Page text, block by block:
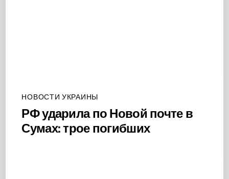
НОВОСТИ УКРАИНЫ
РФ ударила по Новой почте в
Сумах: трое погибших